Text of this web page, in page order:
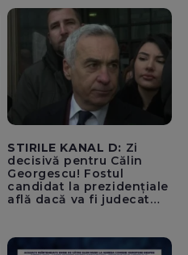
lucrările de punere în
siguranță a părții grav
afectate
STIRILE KANAL D: Zi
decisivă pentru Călin
Georgescu! Fostul
candidat la prezidențiale
află dacă va fi judecat